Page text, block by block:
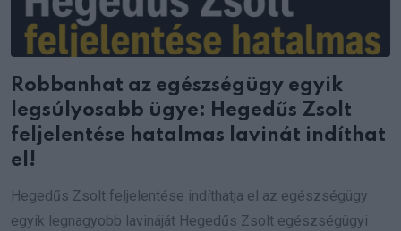
Robbanhat az egészségügy egyik
legsúlyosabb ügye: Hegedűs Zsolt
feljelentése hatalmas lavinát indíthat
el!
Hegedűs Zsolt feljelentése indíthatja el az egészségügy
egyik legnagyobb lavináját Hegedűs Zsolt egészségügyi